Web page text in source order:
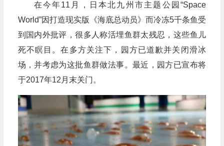
在今年11月，日本北九州市主题公园“Space
World”因打造现实版《海底总动员》而冷冻5千条鱼受
到国内外批评，很多人称活埋鱼群太残忍，这些鱼儿
死不瞑目。在多方关注下，园方已道歉并关闭滑冰
场，并考虑为这批鱼群做法事。最近，园方已宣布将
于2017年12月末关门。